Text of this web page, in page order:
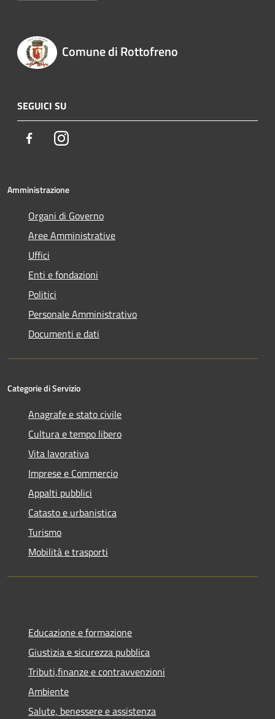
Comune di Rottofreno
SEGUICI SU
FacebookInstagram
Amministrazione
Organi di Governo
Aree Amministrative
Uffici
Enti e fondazioni
Politici
Personale Amministrativo
Documenti e dati
Categorie di Servizio
Anagrafe e stato civile
Cultura e tempo libero
Vita lavorativa
Imprese e Commercio
Appalti pubblici
Catasto e urbanistica
Turismo
Mobilità e trasporti
Educazione e formazione
Giustizia e sicurezza pubblica
Tributi,finanze e contravvenzioni
Ambiente
Salute, benessere e assistenza